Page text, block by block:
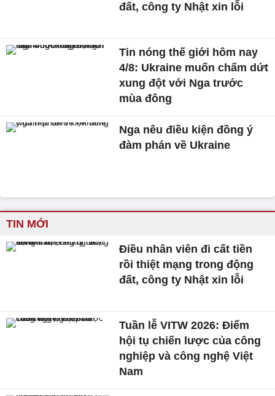
đất, công ty Nhật xin lỗi
Tin nóng thế giới hôm nay
4/8: Ukraine muốn chấm dứt
xung đột với Nga trước
mùa đông
Nga nêu điều kiện đồng ý
đàm phán về Ukraine
TIN MỚI
Điều nhân viên đi cất tiền
rồi thiệt mạng trong động
đất, công ty Nhật xin lỗi
Tuần lễ VITW 2026: Điểm
hội tụ chiến lược của công
nghiệp và công nghệ Việt
Nam